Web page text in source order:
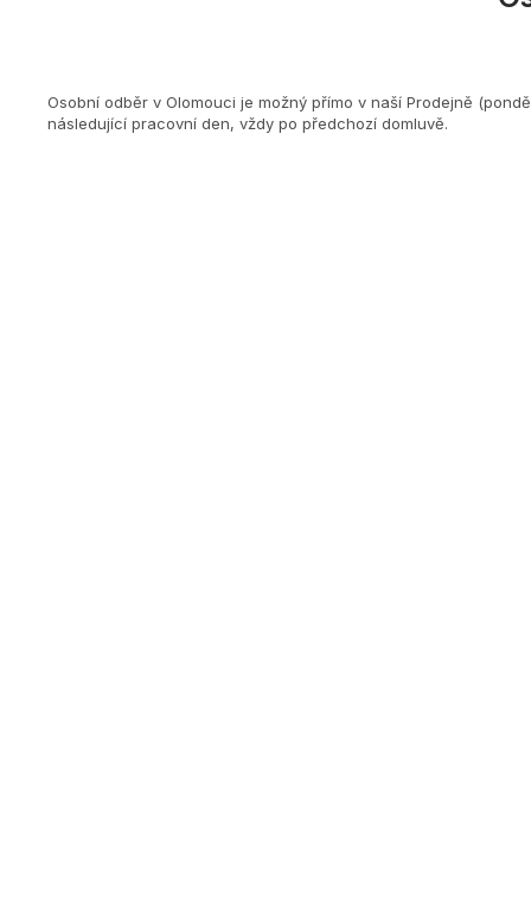
Osobní odběr v Olomouci je možný přímo v naší Prodejně
následující pracovní den, vždy po předchozí domluvě.